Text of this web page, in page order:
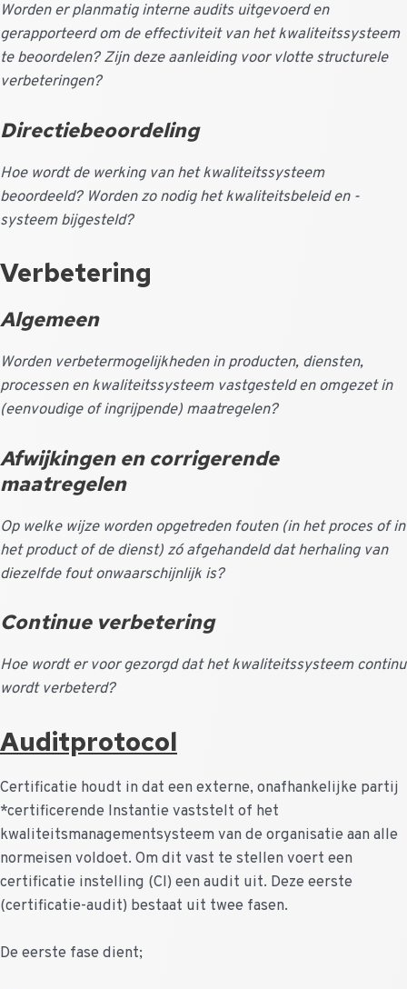
Worden er planmatig interne audits uitgevoerd en
gerapporteerd om de effectiviteit van het kwaliteitssysteem
te beoordelen? Zijn deze aanleiding voor vlotte structurele
verbeteringen?
Directiebeoordeling
Hoe wordt de werking van het kwaliteitssysteem
beoordeeld? Worden zo nodig het kwaliteitsbeleid en -
systeem bijgesteld?
Verbetering
Algemeen
Worden verbetermogelijkheden in producten, diensten,
processen en kwaliteitssysteem vastgesteld en omgezet in
(eenvoudige of ingrijpende) maatregelen?
Afwijkingen en corrigerende
maatregelen
Op welke wijze worden opgetreden fouten (in het proces of in
het product of de dienst) zó afgehandeld dat herhaling van
diezelfde fout onwaarschijnlijk is?
Continue verbetering
Hoe wordt er voor gezorgd dat het kwaliteitssysteem continu
wordt verbeterd?
Auditprotocol
Certificatie houdt in dat een externe, onafhankelijke partij
*certificerende Instantie vaststelt of het
kwaliteitsmanagementsysteem van de organisatie aan alle
normeisen voldoet. Om dit vast te stellen voert een
certificatie instelling (CI) een audit uit. Deze eerste
(certificatie-audit) bestaat uit twee fasen.
De eerste fase dient;